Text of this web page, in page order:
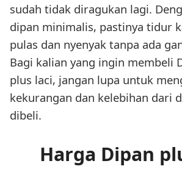
sudah tidak diragukan lagi.
dipan minimalis, pastinya tidur
pulas dan nyenyak tanpa ada
Bagi kalian yang ingin membeli
plus laci, jangan lupa untuk
kekurangan dan kelebihan dari
dibeli.
Harga Dipan